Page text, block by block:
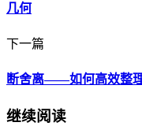
几何
下一篇
断舍离——如何高效整
继续阅读